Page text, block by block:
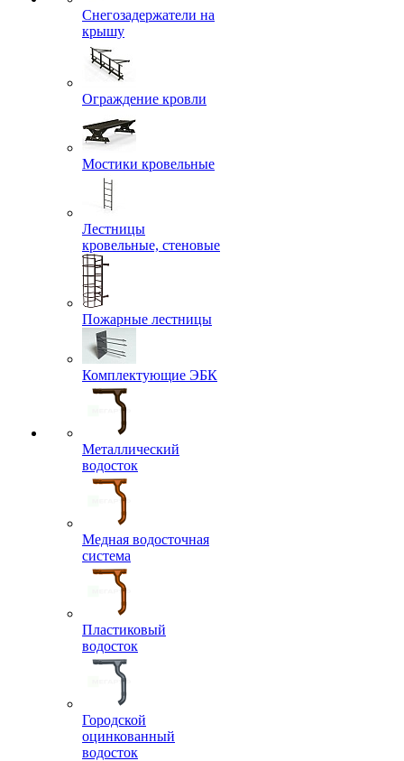
Снегозадержатели на
крышу
Ограждение кровли
Мостики кровельные
Лестницы
кровельные, стеновые
Пожарные лестницы
Комплектующие ЭБК
Металлический
водосток
Медная водосточная
система
Пластиковый
водосток
Городской
оцинкованный
водосток